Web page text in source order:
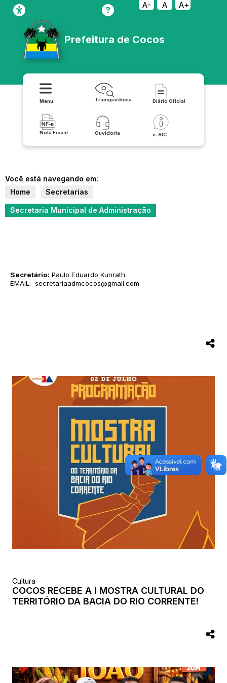
A- A A+
Prefeitura de Cocos
Menu Transparência Diário Oficial
Nota Fiscal Ouvidoria e-SIC
Você está navegando em:
Home
Secretarias
Secretaria Municipal de Administração
Secretário: Paulo Eduardo Kunrath
EMAIL: secretariaadmcocos@gmail.com
Cultura
COCOS RECEBE A I MOSTRA CULTURAL DO
TERRITÓRIO DA BACIA DO RIO CORRENTE!